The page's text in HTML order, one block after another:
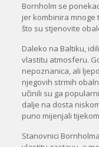
Bornholm se
jer kombinira
što su stjenovite
Daleko na Baltiku,
vlastitu atmosferu.
nepoznanica, ali
njegovih strmih
učinili su ga
dalje na dosta
puno mijenjali
Stanovnici